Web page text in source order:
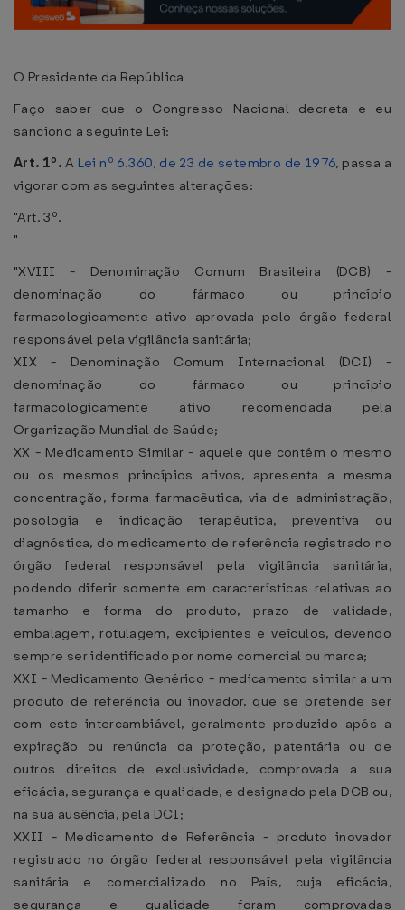
O Presidente da República
Faço saber que o Congresso Nacional decreta e eu
sanciono a seguinte Lei:
Art. 1º. A Lei nº 6.360, de 23 de setembro de 1976, passa a
vigorar com as seguintes alterações:
"Art. 3º.
"
"XVIII - Denominação Comum Brasileira (DCB) -
denominação do fármaco ou princípio
farmacologicamente ativo aprovada pelo órgão federal
responsável pela vigilância sanitária;
XIX - Denominação Comum Internacional (DCI) -
denominação do fármaco ou princípio
farmacologicamente ativo recomendada pela
Organização Mundial de Saúde;
XX - Medicamento Similar - aquele que contém o mesmo
ou os mesmos princípios ativos, apresenta a mesma
concentração, forma farmacêutica, via de administração,
posologia e indicação terapêutica, preventiva ou
diagnóstica, do medicamento de referência registrado no
órgão federal responsável pela vigilância sanitária,
podendo diferir somente em características relativas ao
tamanho e forma do produto, prazo de validade,
embalagem, rotulagem, excipientes e veículos, devendo
sempre ser identificado por nome comercial ou marca;
XXI - Medicamento Genérico - medicamento similar a um
produto de referência ou inovador, que se pretende ser
com este intercambiável, geralmente produzido após a
expiração ou renúncia da proteção, patentária ou de
outros direitos de exclusividade, comprovada a sua
eficácia, segurança e qualidade, e designado pela DCB ou,
na sua ausência, pela DCI;
XXII - Medicamento de Referência - produto inovador
registrado no órgão federal responsável pela vigilância
sanitária e comercializado no País, cuja eficácia,
segurança e qualidade foram comprovadas